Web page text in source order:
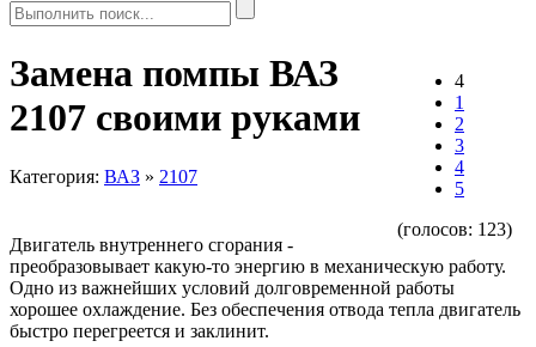
4
1
2
3
4
5
(голосов: 123)
Замена помпы ВАЗ
2107 своими руками
Категория: ВАЗ » 2107
Двигатель внутреннего сгорания -
преобразовывает какую-то энергию в механическую работу.
Одно из важнейших условий долговременной работы
хорошее охлаждение. Без обеспечения отвода тепла двигатель
быстро перегреется и заклинит.